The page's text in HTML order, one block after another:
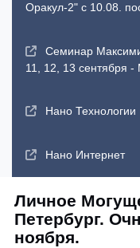
Оракул-2" с 10.08.
Семинар
11, 12, 13 сентября
Нано Технологии
Нано Интернет
Личное
Петербург.
ноября.